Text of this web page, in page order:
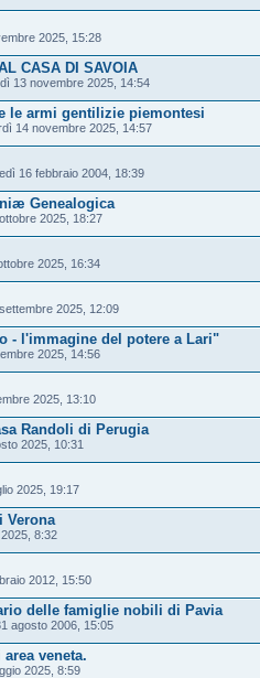
2025, 15:28
CASA DI SAVOIA
13 novembre 2025, 14:54
le armi gentilizie piemontesi
14 novembre 2025, 14:57
16 febbraio 2004, 18:39
Genealogica
2025, 18:27
2025, 16:34
2025, 12:09
- l'immagine del potere a Lari"
2025, 14:56
2025, 13:10
Randoli di Perugia
2025, 10:31
2025, 19:17
Verona
8:32
2012, 15:50
delle famiglie nobili di Pavia
agosto 2006, 15:05
veneta.
2025, 8:59